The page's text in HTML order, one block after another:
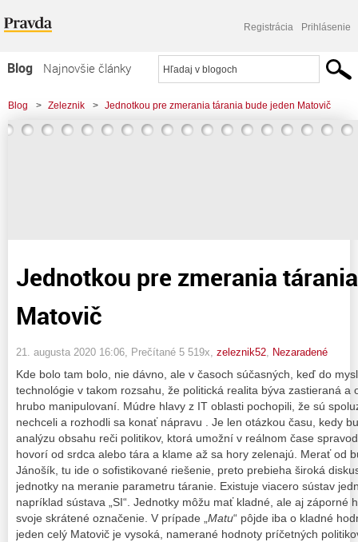
Registrácia Prihlásenie
Blog
Najnovšie články
Najčítanejšie články
Najkomentovanejšie články
Blog > Zeleznik > Jednotkou pre zmerania tárania bude jeden Matovič
Jednotkou pre zmerania
Matovič
21. augusta 2020 16:06 , Prečítané 5 519x, zeleznik52 Nezaradené
Kde bolo tam bolo, nie dávno, ale v časoch súčasných, keď do
technológie v takom rozsahu, že politická realita býva zastieraná a
hrubo manipulovaní. Múdre hlavy z IT oblasti pochopili, že sú
nechceli a rozhodli sa konať nápravu . Je len otázkou času, kedy
analýzu obsahu reči politikov, ktorá umožní v reálnom čase
hovorí od srdca alebo tára a klame až sa hory zelenajú. Merať od
Jánošík, tu ide o sofistikované riešenie, preto prebieha široká
jednotky na meranie parametru táranie. Existuje viacero sústav
napríklad sústava „SI“. Jednotky môžu mať kladné, ale aj záporné
svoje skrátené označenie. V prípade „ Matu“ pôjde iba o kladné
jeden celý Matovič je vysoká, namerané hodnoty príčetných